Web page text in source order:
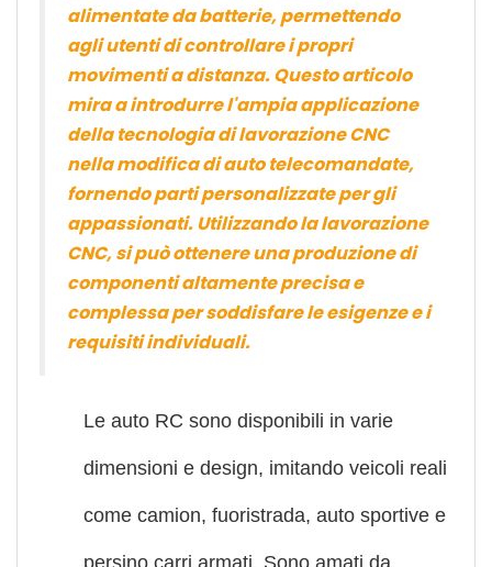
alimentate da batterie, permettendo
agli utenti di controllare i propri
movimenti a distanza. Questo articolo
mira a introdurre l'ampia applicazione
della tecnologia di lavorazione CNC
nella modifica di auto telecomandate,
fornendo parti personalizzate per gli
appassionati. Utilizzando la lavorazione
CNC, si può ottenere una produzione di
componenti altamente precisa e
complessa per soddisfare le esigenze e i
requisiti individuali.
Le auto RC sono disponibili in varie
dimensioni e design, imitando veicoli reali
come camion, fuoristrada, auto sportive e
persino carri armati. Sono amati da